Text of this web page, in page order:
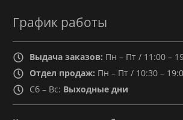
График работы
Выдача заказов: Пн – Пт / 11:00 –
Отдел продаж: Пн – Пт / 10:30 –
Сб – Вс: Выходные дни